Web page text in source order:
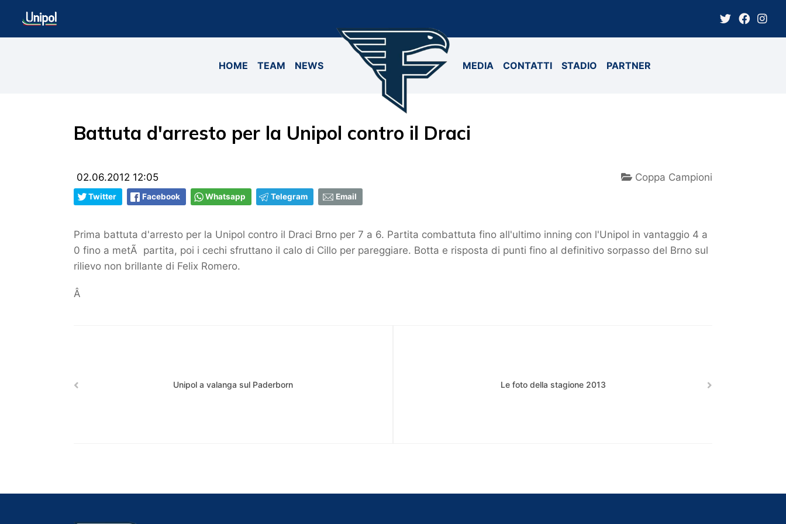
HOME TEAM NEWS MEDIA CONTATTI STADIO PARTNER
Battuta d'arresto per la Unipol contro il Draci
02.06.2012 12:05 Coppa Campioni
Twitter Facebook Whatsapp Telegram Email
Prima battuta d'arresto per la Unipol contro il Draci Brno per 7 a 6. Partita combattuta fino all'ultimo inning con l'Unipol in vantaggio 4 a
0 fino a metÃ partita, poi i cechi sfruttano il calo di Cillo per pareggiare. Botta e risposta di punti fino al definitivo sorpasso del Brno sul
rilievo non brillante di Felix Romero.
Â
Unipol a valanga sul Paderborn Le foto della stagione 2013